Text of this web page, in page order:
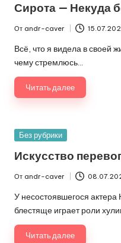
Сирота — Некуда
Запись
от
От andr-caver
Всё, что я видела в своей
чему стремлюсь…
Читать далее
Опубликовано
Без рубрики
Искусство
Запись
от
От andr-caver
У несостоявшегося
блестяще играет роли
Читать далее